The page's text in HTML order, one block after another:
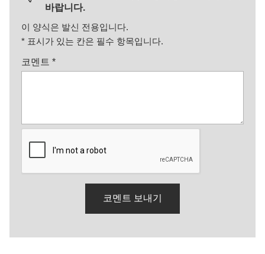
바랍니다.
이 양식은 발신 전용입니다.
* 표시가 있는 칸은 필수 항목입니다.
코멘트 *